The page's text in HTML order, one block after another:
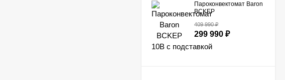
Пароконвектомат Baron
BCKEP
409 990₽
299 990 ₽